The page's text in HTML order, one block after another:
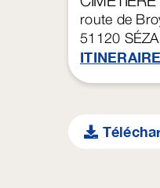
route de
51120
ITINERAIRE